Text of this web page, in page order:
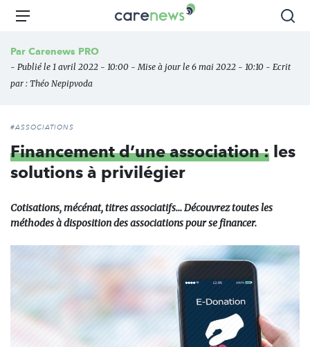
Aller
principal
Carenews,
des
Menu
Par Carenews PRO
- Publié le 1 avril 2022 - 10:00 - Mise à jour le 6 mai 2022 - 10:10 - Ecrit
par : Théo Nepipvoda
#ASSOCIATIONS
Financement d’une association : les
solutions à privilégier
Cotisations, mécénat, titres associatifs… Découvrez toutes les
méthodes à disposition des associations pour se financer.